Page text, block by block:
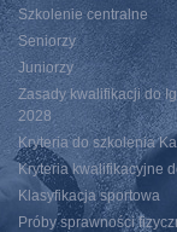
Szkolenie centralne
Seniorzy
Juniorzy
Zasady kwalifikacji do
2028
Kryteria do szkolenia
Kryteria kwalifikacyjne
Klasyfikacja sportowa
Próby sprawności